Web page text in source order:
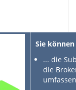
Sie
... die
die